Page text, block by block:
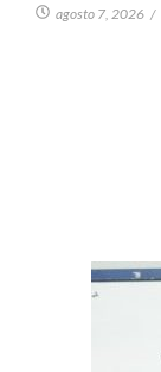
agosto 7, 2026 /